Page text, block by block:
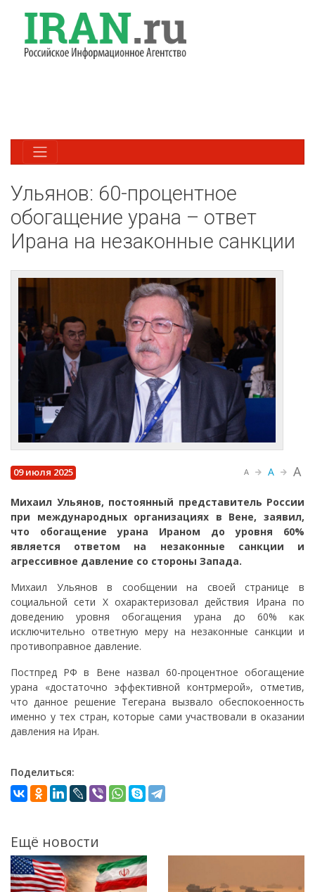
Ульянов: 60-процентное
обогащение урана – ответ
Ирана на незаконные санкции
09 июля 2025 A A A
Михаил Ульянов, постоянный представитель России
при международных организациях в Вене, заявил,
что обогащение урана Ираном до уровня 60%
является ответом на незаконные санкции и
агрессивное давление со стороны Запада.
Михаил Ульянов в сообщении на своей странице в
социальной сети X охарактеризовал действия Ирана по
доведению уровня обогащения урана до 60% как
исключительно ответную меру на незаконные санкции и
противоправное давление.
Постпред РФ в Вене назвал 60-процентное обогащение
урана «достаточно эффективной контрмерой», отметив,
что данное решение Тегерана вызвало обеспокоенность
именно у тех стран, которые сами участвовали в оказании
давления на Иран.
Поделиться:
Ещё новости